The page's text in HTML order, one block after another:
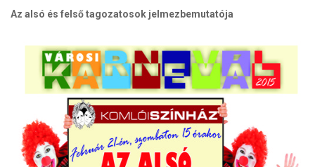
Az alsó és felső tagozatosok jelmezbemutatója